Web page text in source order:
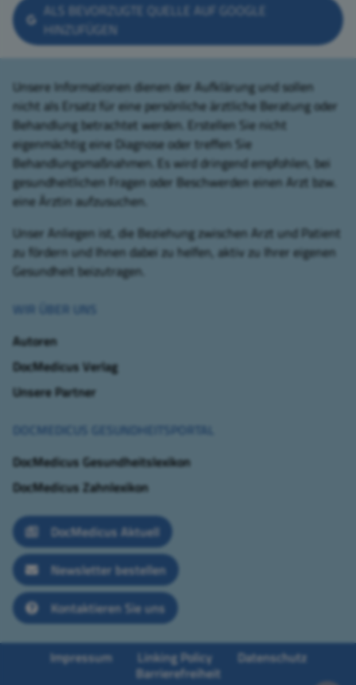
ALS BEVORZUGTE QUELLE AUF GOOGLE
HINZUFÜGEN
Unsere Informationen dienen der Aufklärung und sollen
nicht als Ersatz für eine persönliche ärztliche Beratung oder
Behandlung betrachtet werden. Erstellen Sie nicht
eigenmächtig eine Diagnose oder treffen Sie
Behandlungsmaßnahmen. Es wird dringend empfohlen, bei
gesundheitlichen Fragen oder Beschwerden einen Arzt bzw.
eine Ärztin aufzusuchen.
Unser Anliegen ist, die Beziehung zwischen Arzt und Patient
zu fördern und Ihnen dabei zu helfen, aktiv zu Ihrer eigenen
Gesundheit beizutragen.
WIR ÜBER UNS
Autoren
DocMedicus Verlag
Unsere Partner
DOCMEDICUS GESUNDHEITSPORTAL
DocMedicus Gesundheitslexikon
DocMedicus Zahnlexikon
DocMedicus Aktuell
Newsletter bestellen
Kontaktieren Sie uns
Impressum Linking Policy
Datenschutz
Barrierefreiheit